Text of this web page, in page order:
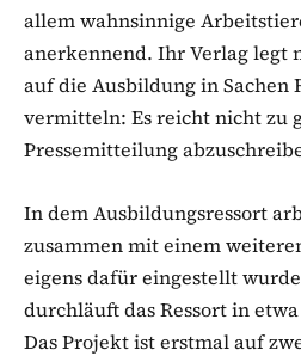
allem wahnsinnige
anerkennend. Ihr Verlag legt
auf die Ausbildung in Sachen
vermitteln: Es reicht nicht zu
Pressemitteilung
In dem Ausbildungsressort
zusammen mit einem
eigens dafür eingestellt
durchläuft das Ressort in
Das Projekt ist erstmal auf